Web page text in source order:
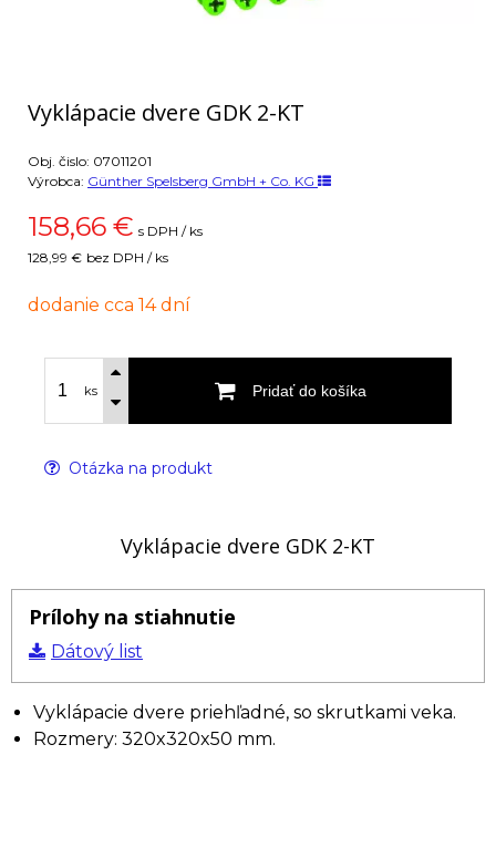
Vyklápacie dvere GDK 2-KT
Obj. čislo: 07011201
Výrobca: Günther Spelsberg GmbH + Co. KG
158,66 € s DPH / ks
128,99 € bez DPH / ks
dodanie cca 14 dní
ks Pridať do košíka
Otázka na produkt
Vyklápacie dvere GDK 2-KT
Prílohy na stiahnutie
Dátový list
Vyklápacie dvere priehľadné, so skrutkami veka.
Rozmery: 320x320x50 mm.